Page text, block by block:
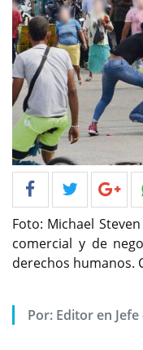
Foto: Michael
comercial y de
derechos humanos.
Por: Editor en